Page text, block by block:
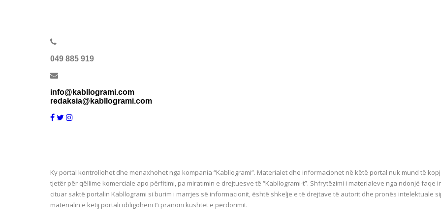
049 885 919
info@kabllogrami.com
redaksia@kabllogrami.com
Ky portal kontrollohet dhe menaxhohet nga kompania “Kabllogrami”. Materialet dhe informacionet në këtë portal nuk mund të
tjetër për qëllime komerciale apo përfitimi, pa miratimin e drejtuesve të “Kabllogrami-t”. Shfrytëzimi i materialeve nga ndonjë
cituar saktë portalin Kabllogrami si burim i marrjes së informacionit, është shkelje e të drejtave të autorit dhe pronës intelektuale
materialin e këtij portali obligoheni t’i pranoni kushtet e përdorimit.